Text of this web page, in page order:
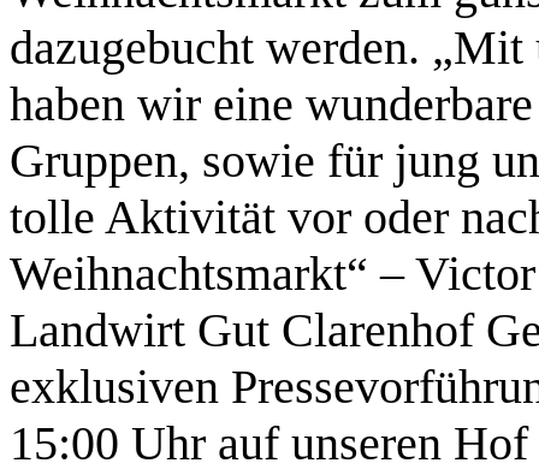
dazugebucht werden. „Mit
haben wir eine
Gruppen, sowie für jung
tolle Aktivität vor oder
Weihnachtsmarkt“ –
Landwirt Gut Clarenhof
exklusiven
15:00 Uhr auf unseren